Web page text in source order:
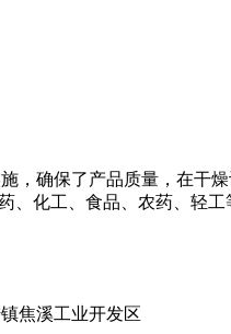
，确保了产品质量，在干
、化工、食品、农药、轻工
焦溪工业开发区